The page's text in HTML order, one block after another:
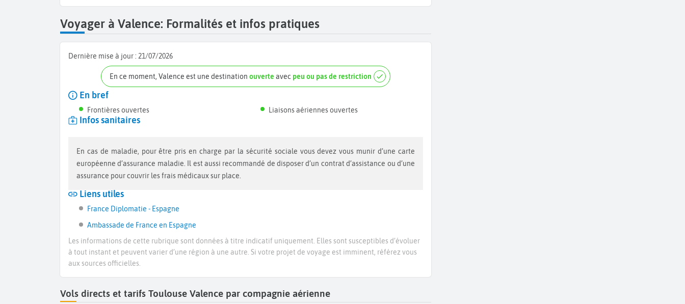
Voyager à Valence: Formalités et infos pratiques
Dernière mise à jour : 21/07/2026
En ce moment, Valence est une destination ouverte avec peu ou pas de restriction
En bref
Frontières ouvertes Liaisons aériennes ouvertes
Infos sanitaires
En cas de maladie, pour être pris en charge par la sécurité sociale vous devez vous munir d’une carte
européenne d’assurance maladie. Il est aussi recommandé de disposer d’un contrat d’assistance ou d’une
assurance pour couvrir les frais médicaux sur place.
Liens utiles
France Diplomatie - Espagne
Ambassade de France en Espagne
Les informations de cette rubrique sont données à titre indicatif uniquement. Elles sont susceptibles d’évoluer
à tout instant et peuvent varier d’une région à une autre. Si votre projet de voyage est imminent, référez vous
aux sources officielles.
Vols directs et tarifs Toulouse Valence par compagnie aérienne